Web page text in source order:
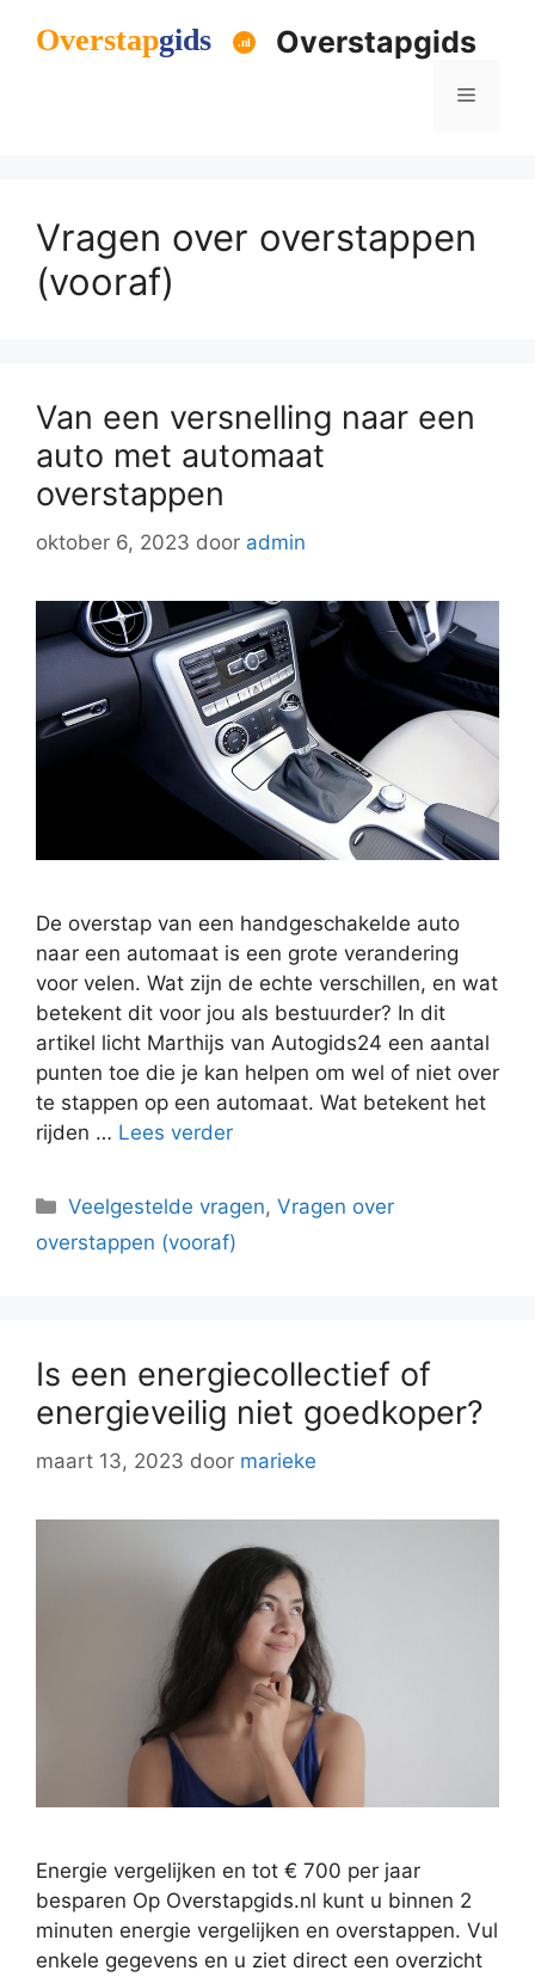
naar
Overstapgids
Menu
Vragen over overstappen
(vooraf)
Van een versnelling naar een
auto met automaat
overstappen
oktober 6, 2023 door admin
De overstap van een handgeschakelde auto
naar een automaat is een grote verandering
voor velen. Wat zijn de echte verschillen, en wat
betekent dit voor jou als bestuurder? In dit
artikel licht Marthijs van Autogids24 een aantal
punten toe die je kan helpen om wel of niet over
te stappen op een automaat. Wat betekent het
rijden … Lees verder
Categorieën
Veelgestelde vragen,Vragen over
overstappen (vooraf)
Is een energiecollectief of
energieveilig niet goedkoper?
maart 13, 2023 door marieke
Energie vergelijken en tot € 700 per jaar
besparen Op Overstapgids.nl kunt u binnen 2
minuten energie vergelijken en overstappen. Vul
enkele gegevens en u ziet direct een overzicht